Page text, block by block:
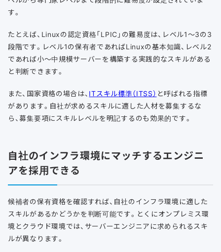
す。
たとえば、Linuxの認定資格「LPIC」の難易度は、レベル1〜3の3
段階です。レベル1の保有者であればLinuxの基本知識、レベル2
であれば小〜中規模サーバーを構築する実践的なスキルがある
と判断できます。
また、国家資格の場合は、 ITスキル標準（ITSS） と呼ばれる指標
があります。自社が求めるスキルに適した人材を募集するな
ら、募集要項にスキルレベルを明記するのも効果的です。
自社のインフラ環境にマッチするエンジニ
アを採用できる
候補者の保有資格を確認すれば、自社のインフラ環境に適した
スキルがあるかどうかを判断可能です。とくにオンプレミス環
境とクラウド環境では、サーバーエンジニアに求められるスキ
ルが異なります。